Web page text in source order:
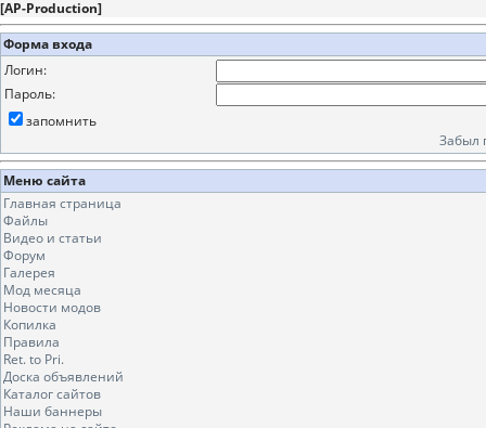
[AP-Production]
Форма входа
Логин:
Пароль:
запомнить
Забыл
Меню сайта
Главная страница
Файлы
Видео и статьи
Форум
Галерея
Мод месяца
Новости модов
Копилка
Правила
Ret. to Pri.
Доска объявлений
Каталог сайтов
Наши баннеры